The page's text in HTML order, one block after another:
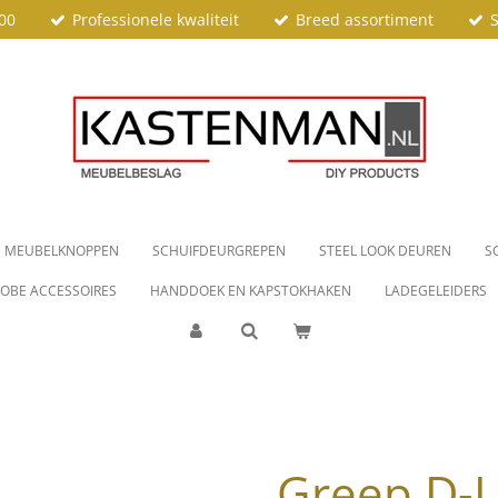
Professionele kwaliteit Breed assortiment
MEUBELKNOPPEN SCHUIFDEURGREPEN STEEL LOOK DEUREN
ACCESSOIRES HANDDOEK EN KAPSTOKHAKEN LADEGELEIDERS